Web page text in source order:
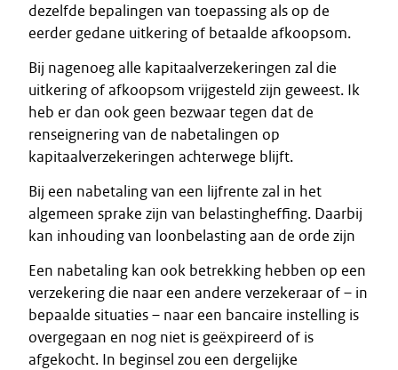
dezelfde bepalingen van toepassing als op de
eerder gedane uitkering of betaalde afkoopsom.
Bij nagenoeg alle kapitaalverzekeringen zal die
uitkering of afkoopsom vrijgesteld zijn geweest. Ik
heb er dan ook geen bezwaar tegen dat de
renseignering van de nabetalingen op
kapitaalverzekeringen achterwege blijft.
Bij een nabetaling van een lijfrente zal in het
algemeen sprake zijn van belastingheffing. Daarbij
kan inhouding van loonbelasting aan de orde zijn
Een nabetaling kan ook betrekking hebben op een
verzekering die naar een andere verzekeraar of – in
bepaalde situaties – naar een bancaire instelling is
overgegaan en nog niet is geëxpireerd of is
afgekocht. In beginsel zou een dergelijke